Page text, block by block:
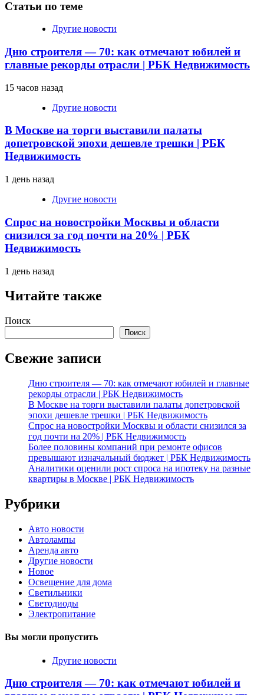
Статьи по теме
Другие новости
Дню строителя — 70: как отмечают юбилей и
главные рекорды отрасли | РБК Недвижимость
15 часов назад
Другие новости
В Москве на торги выставили палаты
допетровской эпохи дешевле трешки | РБК
Недвижимость
1 день назад
Другие новости
Спрос на новостройки Москвы и области
снизился за год почти на 20% | РБК
Недвижимость
1 день назад
Читайте также
Поиск
Поиск
Свежие записи
Дню строителя — 70: как отмечают юбилей и главные
рекорды отрасли | РБК Недвижимость
В Москве на торги выставили палаты допетровской
эпохи дешевле трешки | РБК Недвижимость
Спрос на новостройки Москвы и области снизился за
год почти на 20% | РБК Недвижимость
Более половины компаний при ремонте офисов
превышают изначальный бюджет | РБК Недвижимость
Аналитики оценили рост спроса на ипотеку на разные
квартиры в Москве | РБК Недвижимость
Рубрики
Авто новости
Автолампы
Аренда авто
Другие новости
Новое
Освещение для дома
Светильники
Светодиоды
Электропитание
Вы могли пропустить
Другие новости
Дню строителя — 70: как отмечают юбилей и